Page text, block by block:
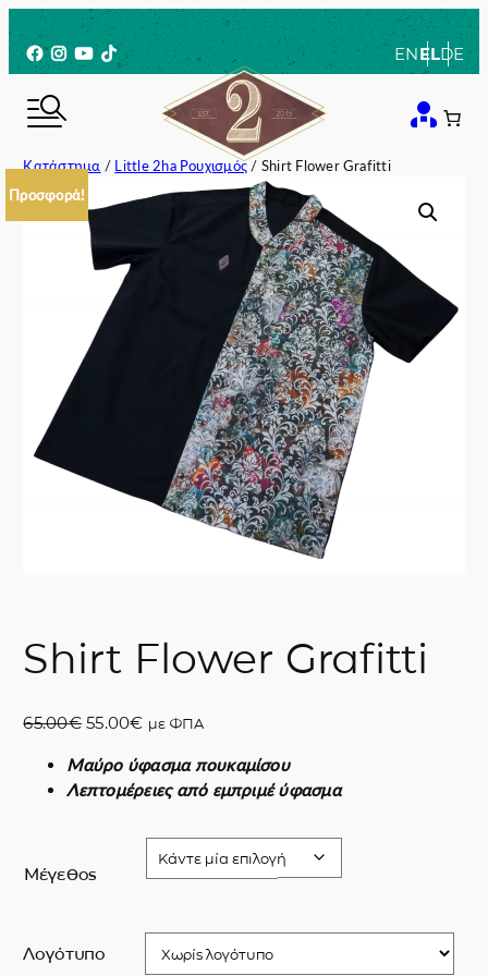
στο
περιεχόμενο
Facebook
Instagram
YouTube
TikTok ENELDE
Κατάστημα / Little 2ha Ρουχισμός/ Shirt Flower Grafitti
Προσφορά!
Shirt Flower Grafitti
65.00€ O
i
g
a
r
55.00€Η
ρ
έ
με ΦΠΑ
Μαύρο ύφασμα πουκαμίσου
Λεπτομέρειες από εμπριμέύφασμα
Μέγεθος
Λογότυπο